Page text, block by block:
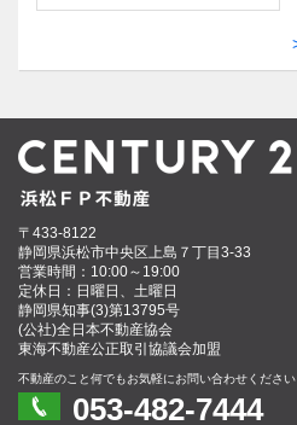
〒433-8122
静岡県浜松市中央区上島７丁目3-33
営業時間：10:00～19:00
定休日：日曜日、土曜日
静岡県知事(3)第13795号
(公社)全日本不動産協会
東海不動産公正取引協議会加盟
不動産のこと何でもお気軽にお問い合わせください
053-482-7444